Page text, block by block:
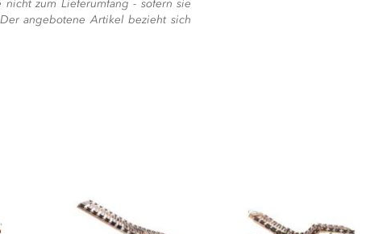
zum Lieferumfang - sofern sie
angebotene Artikel bezieht sich